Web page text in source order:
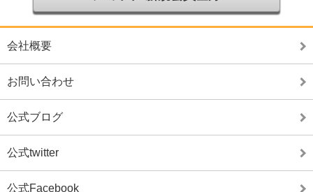
会社概要
お問い合わせ
公式ブログ
公式twitter
公式Facebook